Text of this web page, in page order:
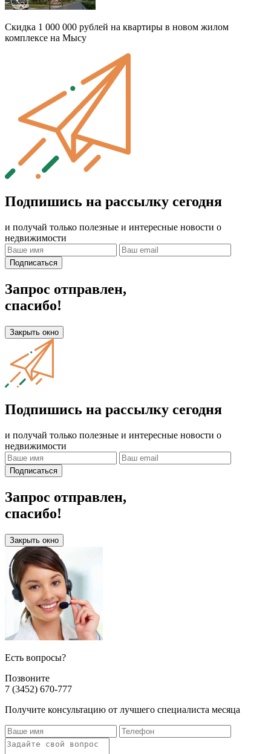
Скидка 1 000 000 рублей на квартиры в новом жилом
комплексе на Мысу
Подпишись на рассылку сегодня
и получай только полезные и интересные новости о
недвижимости
Подписаться
Запрос отправлен,
спасибо!
Закрыть окно
Подпишись на рассылку сегодня
и получай только полезные и интересные новости о
недвижимости
Подписаться
Запрос отправлен,
спасибо!
Закрыть окно
Есть вопросы?
Позвоните
7 (3452) 670-777
Получите консультацию от лучшего специалиста месяца